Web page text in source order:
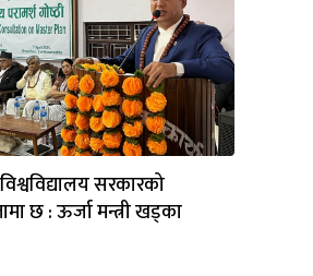
सरकारको
छ : ऊर्जा मन्त्री खड्का